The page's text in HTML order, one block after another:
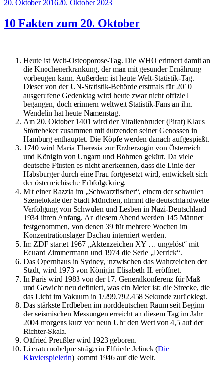
Veröffentlicht
20. Oktober 201620. Oktober 2023
10 Fakten zum 20. Oktober
Heute ist Welt-Osteoporose-Tag. Die WHO erinnert damit an
die Knochenerkrankung, der man mit gesunder Ernährung
vorbeugen kann. Außerdem ist heute Welt-Statistik-Tag.
Dieser von der UN-Statistik-Behörde erstmals für 2010
ausgerufene Gedenktag wird heute zwar nicht offiziell
begangen, doch erinnern weltweit Statistik-Fans an ihn.
Wendelin hat heute Namenstag.
Am 20. Oktober 1401 wird der Vitalienbruder (Pirat) Klaus
Störtebeker zusammen mit dutzenden seiner Genossen in
Hamburg enthauptet. Die Köpfe werden danach aufgespießt.
1740 wird Maria Theresia zur Erzherzogin von Österreich
und Königin von Ungarn und Böhmen gekürt. Da viele
deutsche Fürsten es nicht anerkennen, dass die Linie der
Habsburger durch eine Frau fortgesetzt wird, entwickelt sich
der österreichische Erbfolgekrieg.
Mit einer Razzia im „Schwarzfischer“, einem der schwulen
Szenelokale der Stadt München, nimmt die deutschlandweite
Verfolgung von Schwulen und Lesben in Nazi-Deutschland
1934 ihren Anfang. An diesem Abend werden 145 Männer
festgenommen, von denen 39 für mehrere Wochen im
Konzentrationslager Dachau interniert werden.
Im ZDF startet 1967 „Aktenzeichen XY … ungelöst“ mit
Eduard Zimmermann und 1974 die Serie „Derrick“.
Das Opernhaus in Sydney, inzwischen das Wahrzeichen der
Stadt, wird 1973 von Königin Elisabeth II. eröffnet.
In Paris wird 1983 von der 17. Generalkonferenz für Maß
und Gewicht neu definiert, was ein Meter ist: die Strecke, die
das Licht im Vakuum in 1/299.792.458 Sekunde zurücklegt.
Das stärkste Erdbeben im norddeutschen Raum seit Beginn
der seismischen Messungen erreicht an diesem Tag im Jahr
2004 morgens kurz vor neun Uhr den Wert von 4,5 auf der
Richter-Skala.
Ottfried Preußler wird 1923 geboren.
Literaturnobelpreisträgerin Elfriede Jelinek (Die
Klavierspielerin) kommt 1946 auf die Welt.